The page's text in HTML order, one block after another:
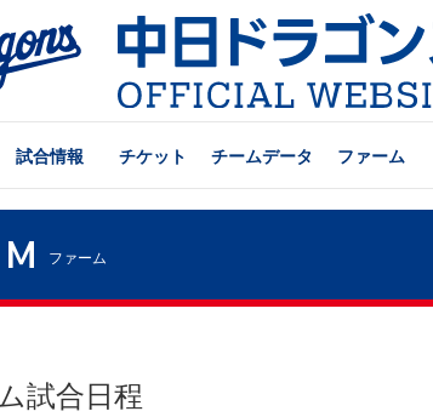
試合情報 チケット チームデータ ファーム
ファーム
試合日程